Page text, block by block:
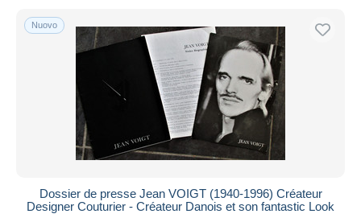
Nuovo
Dossier de presse Jean VOIGT (1940-1996) Créateur
Designer Couturier - Créateur Danois et son fantastic Look